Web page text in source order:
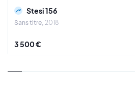
Stesi 156
Sans titre 2018
3 500 €